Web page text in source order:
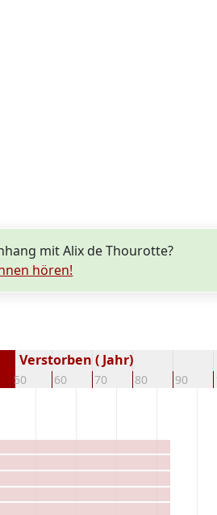
mit Alix de Thourotte?
hören!
50 60 70 80 90
Verstorben ( Jahr)